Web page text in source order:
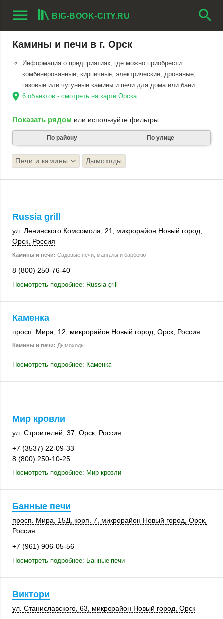
menu BIG-BOOK-CITY.RU search
Камины и печи в г. Орск
Информация о предприятиях, где можно приобрести
комбинированные, кирпичные, электрические, дровяные,
газовые или чугунные камины и печи для дома или бани
location_on 6 объектов - смотреть на карте Орска
Показать рядом или используйте фильтры:
По району По улице
Печи и камины Дымоходы
Russia grill
ул. Ленинского Комсомола, 21, микрорайон Новый город,
Орск Россия
Камины и печи: Садовые печи, мангалы и барбекю
8 (800) 250-76-40
Посмотреть подробнее: Russia grill
Каменка
просп. Мира, 12 , микрорайон Новый город, Орск Россия
Камины и печи: Дымоходы
Посмотреть подробнее: Каменка
Мир кровли
ул. Строителей, 37 Орск Россия
+7 (3537) 22-09-33
8 (800) 250-10-25
Посмотреть подробнее: Мир кровли
Банные печи
просп. Мира 15Д корп. 7 , микрорайон Новый город, Орск
Россия
+7 (961) 906-05-56
Посмотреть подробнее: Банные печи
Виктори
ул. Станиславского, 63, микрорайон Новый город, Орск